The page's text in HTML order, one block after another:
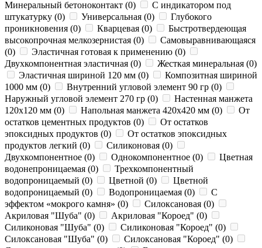
Минеральный бетоноконтакт (0)
С индикатором под
штукатурку (0) Универсальная (0)
Глубокого
проникновения (0) Кварцевая (0)
Быстротвердеющая
высокопрочная мелкозернистая (0)
Самовыравнивающаяся
(0) Эластичная готовая к применению (0)
Двухкомпонентная эластичная (0) Жесткая минеральная (0)
Эластичная шириной 120 мм (0)
Композитная шириной
1000 мм (0) Внутренний угловой элемент 90 гр (0)
Наружный угловой элемент 270 гр (0)
Настенная манжета
120х120 мм (0) Напольная манжета 420х420 мм (0)
От
остатков цементных продуктов (0)
От остатков
эпоксидных продуктов (0)
От остатков эпоксидных
продуктов легкий (0) Силиконовая (0)
Двухкомпонентное (0) Однокомпонентное (0)
Цветная
водонепроницаемая (0)
Трехкомпонентный
водопроницаемый (0) Цветной (0)
Цветной
водопроницаемый (0) Водопроницаемая (0)
С
эффектом «мокрого камня» (0) Силоксановая (0)
Акриловая "Шуба" (0) Акриловая "Короед" (0)
Силиконовая "Шуба" (0) Силиконовая "Короед" (0)
Силоксановая "Шуба" (0) Силоксановая "Короед" (0)